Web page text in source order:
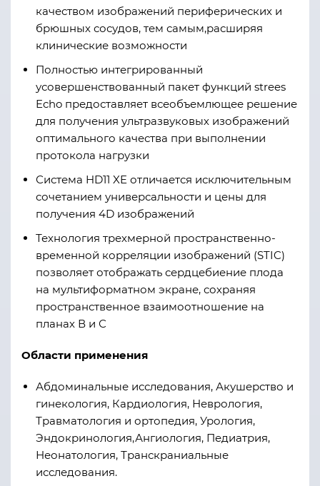
качеством изображений периферических и
брюшных сосудов, тем самым,расширяя
клинические возможности
Полностью интегрированный
усовершенствованный пакет функций strees
Echo предоставляет всеобъемлющее решение
для получения ультразвуковых изображений
оптимального качества при выполнении
протокола нагрузки
Система HD11 XE отличается исключительным
сочетанием универсальности и цены для
получения 4D изображений
Технология трехмерной пространственно-
временной корреляции изображений (STIC)
позволяет отображать сердцебиение плода
на мультиформатном экране, сохраняя
пространственное взаимоотношение на
планах В и С
Области применения
Абдоминальные исследования, Акушерство и
гинекология, Кардиология, Неврология,
Травматология и ортопедия, Урология,
Эндокринология,Ангиология, Педиатрия,
Неонатология, Транскраниальные
исследования.